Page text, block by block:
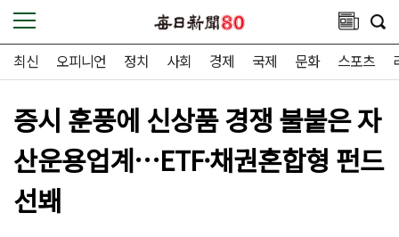
최신 오피니언 정치 사회 경제 국제 문화 스포츠
증시 훈풍에 신상품 경쟁 불붙은 자
산운용업계…ETF·채권혼합형 펀드
선봬